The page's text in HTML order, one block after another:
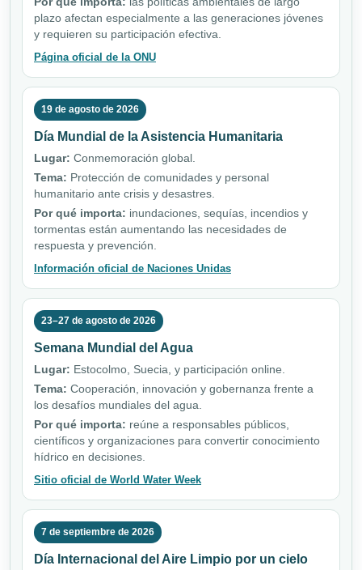
plazo afectan especialmente a las generaciones jóvenes
y requieren su participación efectiva.
Página oficial de la ONU
19 de agosto de 2026
Día Mundial de la Asistencia Humanitaria
Lugar: Conmemoración global.
Tema: Protección de comunidades y personal
humanitario ante crisis y desastres.
Por qué importa: inundaciones, sequías, incendios y
tormentas están aumentando las necesidades de
respuesta y prevención.
Información oficial de Naciones Unidas
23–27 de agosto de 2026
Semana Mundial del Agua
Lugar: Estocolmo, Suecia, y participación online.
Tema: Cooperación, innovación y gobernanza frente a
los desafíos mundiales del agua.
Por qué importa: reúne a responsables públicos,
científicos y organizaciones para convertir conocimiento
hídrico en decisiones.
Sitio oficial de World Water Week
7 de septiembre de 2026
Día Internacional del Aire Limpio por un cielo